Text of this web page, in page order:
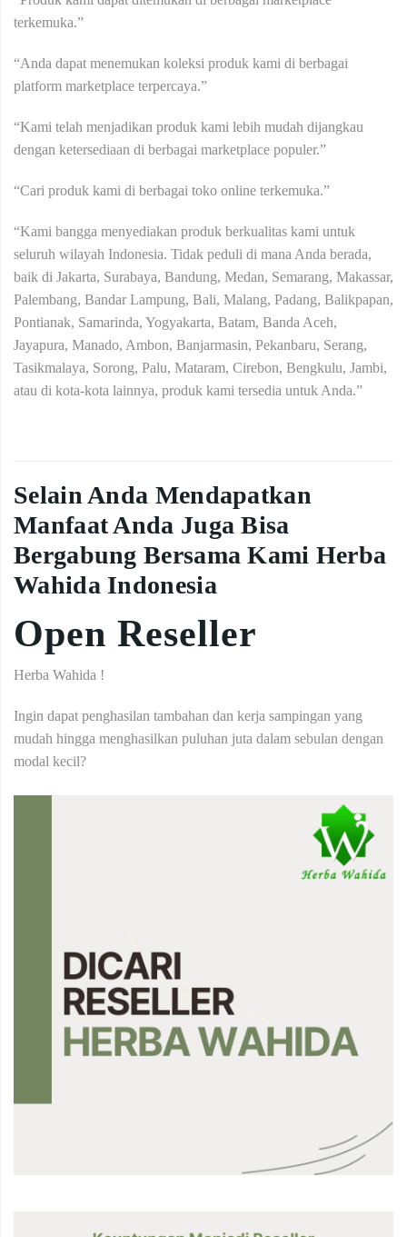
terkemuka.”
“Anda dapat menemukan koleksi produk kami di berbagai
platform marketplace terpercaya.”
“Kami telah menjadikan produk kami lebih mudah dijangkau
dengan ketersediaan di berbagai marketplace populer.”
“Cari produk kami di berbagai toko online terkemuka.”
“Kami bangga menyediakan produk berkualitas kami untuk
seluruh wilayah Indonesia. Tidak peduli di mana Anda berada,
baik di Jakarta, Surabaya, Bandung, Medan, Semarang, Makassar,
Palembang, Bandar Lampung, Bali, Malang, Padang, Balikpapan,
Pontianak, Samarinda, Yogyakarta, Batam, Banda Aceh,
Jayapura, Manado, Ambon, Banjarmasin, Pekanbaru, Serang,
Tasikmalaya, Sorong, Palu, Mataram, Cirebon, Bengkulu, Jambi,
atau di kota-kota lainnya, produk kami tersedia untuk Anda.”
Selain Anda Mendapatkan
Manfaat Anda Juga Bisa
Bergabung Bersama Kami Herba
Wahida Indonesia
Open Reseller
Herba Wahida !
Ingin dapat penghasilan tambahan dan kerja sampingan yang
mudah hingga menghasilkan puluhan juta dalam sebulan dengan
modal kecil?